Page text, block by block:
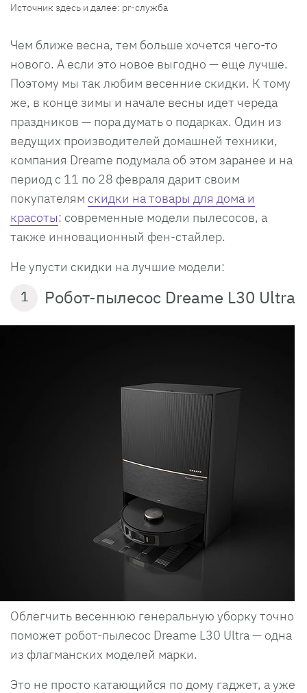
Источник здесь и далее: pr-служба
Чем ближе весна, тем больше хочется чего-то
нового. А если это новое выгодно — еще лучше.
Поэтому мы так любим весенние скидки. К тому
же, в конце зимы и начале весны идет череда
праздников — пора думать о подарках. Один из
ведущих производителей домашней техники,
компания Dreame подумала об этом заранее и на
период с 11 по 28 февраля дарит своим
покупателям скидки на товары для дома и
красоты: современные модели пылесосов, а
также инновационный фен-стайлер.
Не упусти скидки на лучшие модели:
1 Робот-пылесос Dreame L30 Ultra
Облегчить весеннюю генеральную уборку точно
поможет робот-пылесос Dreame L30 Ultra — одна
из флагманских моделей марки.
Это не просто катающийся по дому гаджет, а уже